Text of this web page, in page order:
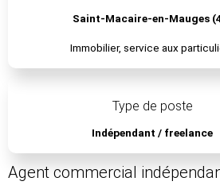
Saint-Macaire-en-Mauges
Immobilier, service aux
Type de poste
Indépendant / freelance
Agent commercial